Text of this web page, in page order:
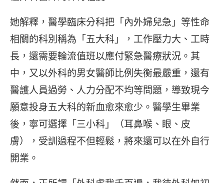
她解釋，醫學臨床分科把「內外婦兒急」等性命
相關的科別稱為「五大科」，工作壓力大、工時
長，還需要輪流值班以應付緊急醫療狀況。其
中，又以外科的男女醫師比例失衡最嚴重，還有
醫護人員過勞、人力分配不均等問題，導致現今
願意投身五大科的新血愈來愈少。醫學生畢業
後，寧可選擇「三小科」（耳鼻喉、眼、皮
膚），受訓過程不但輕鬆，將來還可以在外自行
開業。